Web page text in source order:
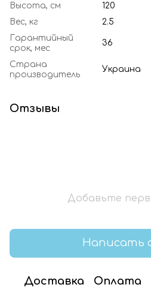
Высота, см
120
Вес, кг
2.5
Гарантийный
срок, мес
36
Страна
производитель
Украина
Отзывы
Добавьте
Написать
Доставка Оплата